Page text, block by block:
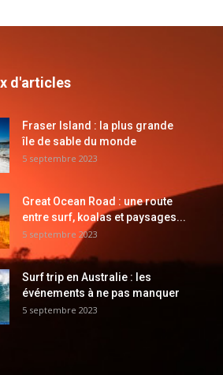
d'articles
Fraser Island : la plus grande
île de sable du monde
5 septembre 2023
Great Ocean Road : une route
entre surf, koalas et paysages...
5 septembre 2023
Surf trip en Australie : les
événements à ne pas manquer
5 septembre 2023